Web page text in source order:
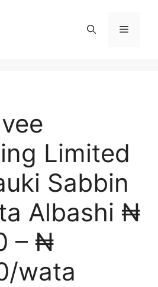
Menu
Limited
Sabbin
Albashi ₦
– ₦
wata